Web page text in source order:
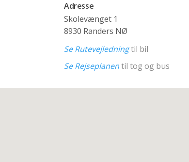
Adresse
Skolevænget 1
8930 Randers NØ
Se Rutevejledningtil bil
Se Rejseplanentil tog og bus